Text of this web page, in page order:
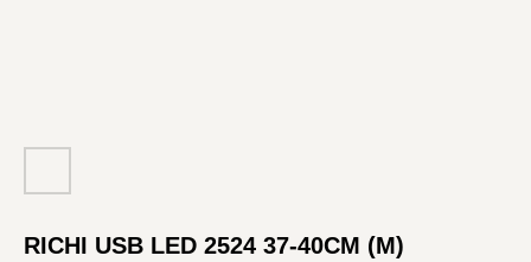
RICHI USB LED 2524 37-40СМ (M)